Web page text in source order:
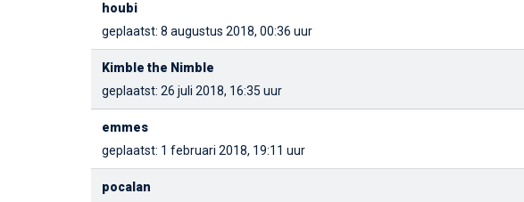
houbi
geplaatst: 8 augustus 2018, 00:36 uur
Kimble the Nimble
geplaatst: 26 juli 2018, 16:35 uur
emmes
geplaatst: 1 februari 2018, 19:11 uur
pocalan